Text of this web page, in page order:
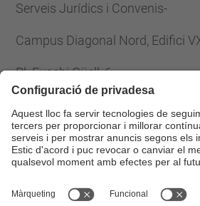
Serveis Jurídics i Convenis-
Campus Diagonal Nord, Edifici
Pl. Eusebi Güell, 6
Tel.:93 401 61 33Fax: 93 401
E-mail: serveis.juridics@upc.edu